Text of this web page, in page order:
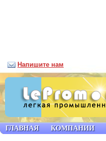
ГЛАВНАЯ КОМПАНИИ
Напишите нам